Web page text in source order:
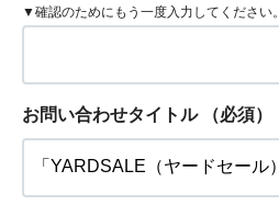
▼確認のためにもう一度入力してください。
お問い合わせタイトル （必須）